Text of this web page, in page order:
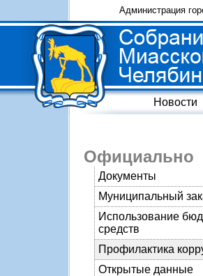
Администрация
Новости
Официально
Документы
Муниципальный
Использование
средств
Профилактика
Открытые данные